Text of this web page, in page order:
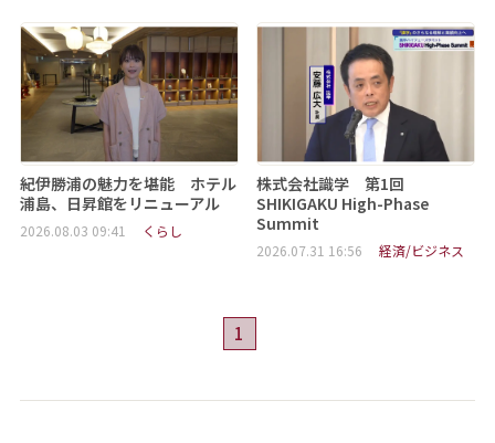
紀伊勝浦の魅力を堪能 ホテル
浦島、日昇館をリニューアル
2026.08.03 09:41 くらし
株式会社識学 第1回
SHIKIGAKU High-Phase
Summit
2026.07.31 16:56 経済/ビジネス
1